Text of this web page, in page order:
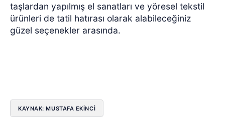
taşlardan yapılmış el sanatları ve yöresel tekstil
ürünleri de tatil hatırası olarak alabileceğiniz
güzel seçenekler arasında.
KAYNAK: MUSTAFA EKİNCİ